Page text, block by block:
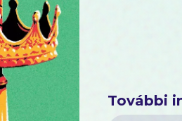
További